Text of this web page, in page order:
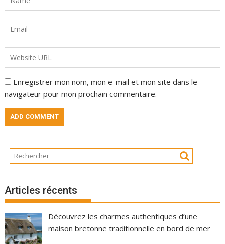
Enregistrer mon nom, mon e-mail et mon site dans le
navigateur pour mon prochain commentaire.
Articles récents
Découvrez les charmes authentiques d’une
maison bretonne traditionnelle en bord de mer